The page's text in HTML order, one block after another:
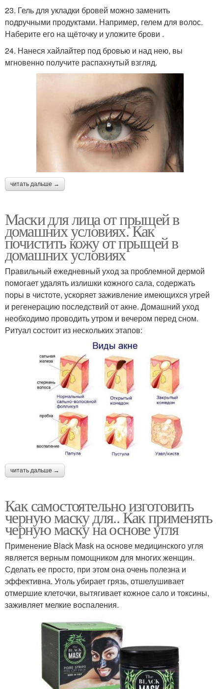
23. Гель для укладки бровей можно заменить
подручными продуктами. Например, гелем для волос.
Наберите его на щёточку и уложите брови .
24. Нанеся хайлайтер под бровью и над нею, вы
мгновенно получите распахнутый взгляд.
читать дальше →
Маски для лица от прыщей в
домашних условиях. Как
почистить кожу от прыщей в
домашних условиях
Правильный ежедневный уход за проблемной дермой
помогает удалять излишки кожного сала, содержать
поры в чистоте, ускоряет заживление имеющихся угрей
и регенерацию последствий от акне. Домашний уход
необходимо проводить утром и вечером перед сном.
Ритуал состоит из нескольких этапов:
читать дальше →
Как самостоятельно изготовить
черную маску для.. Как применять
черную маску на основе угля
Применение Black Mask на основе медицинского угля
является верным помощником для многих женщин.
Сделать ее просто, при этом она очень полезна и
эффективна. Уголь убирает грязь, отшелушивает
отмершие клеточки, вытягивает кожное сало и токсины,
заживляет мелкие воспаления.